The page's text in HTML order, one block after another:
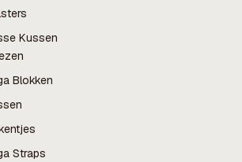
Kussen
Blokken
Straps